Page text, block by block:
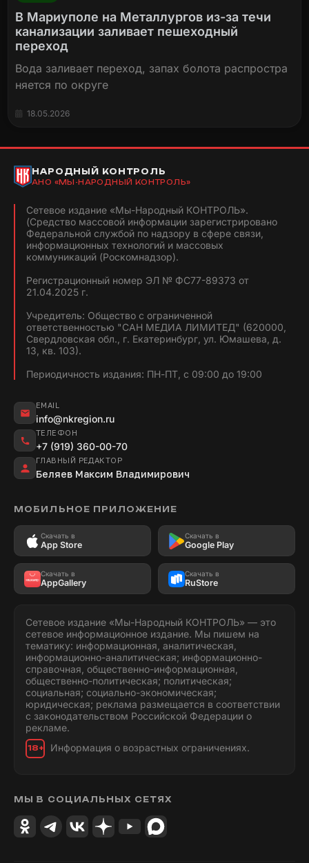
В Мариуполе на Металлургов из-за течи
канализации заливает пешеходный
переход
Вода заливает переход, запах болота распростра
няется по округе
18.05.2026
НАРОДНЫЙ КОНТРОЛЬ
АНО «МЫ-НАРОДНЫЙ КОНТРОЛЬ»
Сетевое издание «Мы-Народный КОНТРОЛЬ».
(Средство массовой информации зарегистрировано
Федеральной службой по надзору в сфере связи,
информационных технологий и массовых
коммуникаций (Роскомнадзор).
Регистрационный номер ЭЛ № ФС77-89373 от
21.04.2025 г.
Учредитель: Общество с ограниченной
ответственностью "САН МЕДИА ЛИМИТЕД" (620000,
Свердловская обл., г. Екатеринбург, ул. Юмашева, д.
13, кв. 103).
Периодичность издания: ПН-ПТ, с 09:00 до 19:00
EMAIL
info@nkregion.ru
ТЕЛЕФОН
+7 (919) 360-00-70
ГЛАВНЫЙ РЕДАКТОР
Беляев Максим Владимирович
МОБИЛЬНОЕ ПРИЛОЖЕНИЕ
Скачать в
App Store
Скачать в
Google Play
Скачать в
AppGallery
Скачать в
RuStore
Сетевое издание «Мы-Народный КОНТРОЛЬ» — это
сетевое информационное издание. Мы пишем на
тематику: информационная, аналитическая,
информационно-аналитическая; информационно-
справочная, общественно-информационная,
общественно-политическая; политическая;
социальная; социально-экономическая;
юридическая; реклама размещается в соответствии
с законодательством Российской Федерации о
рекламе.
18+ Информация о возрастных ограничениях.
МЫ В СОЦИАЛЬНЫХ СЕТЯХ